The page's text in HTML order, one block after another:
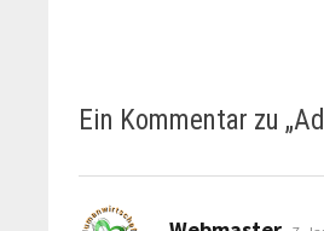
Ein Kommentar zu „